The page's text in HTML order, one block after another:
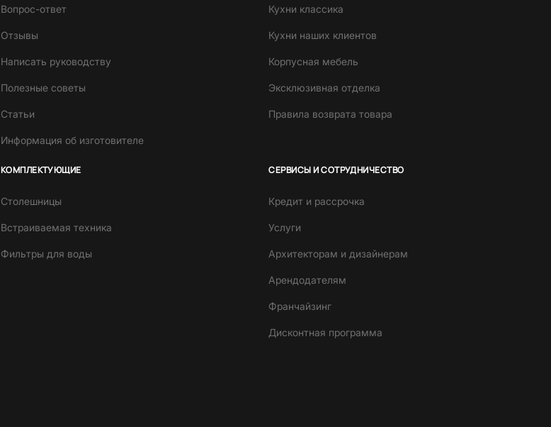
Вопрос-ответ
Отзывы
Написать руководству
Полезные советы
Статьи
Информация об изготовителе
Кухни классика
Кухни наших клиентов
Корпусная мебель
Эксклюзивная отделка
Правила возврата товара
КОМПЛЕКТУЮЩИЕ
Столешницы
Встраиваемая техника
Фильтры для воды
СЕРВИСЫ И СОТРУДНИЧЕСТВО
Кредит и рассрочка
Услуги
Архитекторам и дизайнерам
Арендодателям
Франчайзинг
Дисконтная программа